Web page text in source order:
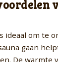
ideaal om te
gaan
De warmte